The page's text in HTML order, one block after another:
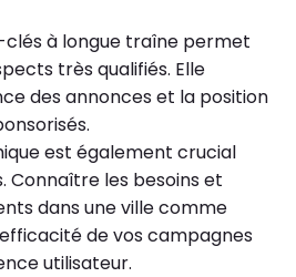
clés à longue traîne permet
très qualifiés. Elle
des annonces et la position
est également crucial
Connaître les besoins et
dans une ville comme
de vos campagnes
utilisateur.